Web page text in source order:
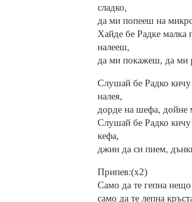
сладко,
да ми попееш на
Хайде бе Радке
налееш,
да ми покажеш, да ми
Слушай бе Радко
налея,
дорде на шефа, дойне
Слушай бе Радко
кефа,
джин да си пием,
Припев:(х2)
Само да те гепна
само да те лепна